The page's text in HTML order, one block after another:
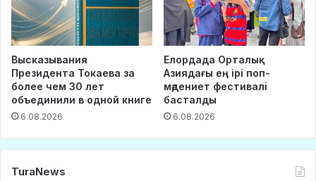
Высказывания
Президента Токаева за
более чем 30 лет
объединили в одной книге
6.08.2026
Елордада Орталық
Азиядағы ең ірі поп-
мәдениет фестивалі
басталды
6.08.2026
TuraNews